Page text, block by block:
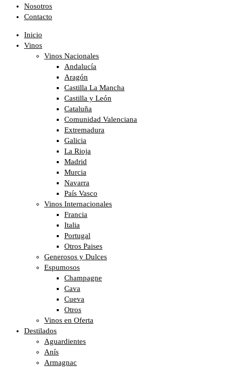
Nosotros
Contacto
Inicio
Vinos
Vinos Nacionales
Andalucía
Aragón
Castilla La Mancha
Castilla y León
Cataluña
Comunidad Valenciana
Extremadura
Galicia
La Rioja
Madrid
Murcia
Navarra
País Vasco
Vinos Internacionales
Francia
Italia
Portugal
Otros Paises
Generosos y Dulces
Espumosos
Champagne
Cava
Cueva
Otros
Vinos en Oferta
Destilados
Aguardientes
Anís
Armagnac